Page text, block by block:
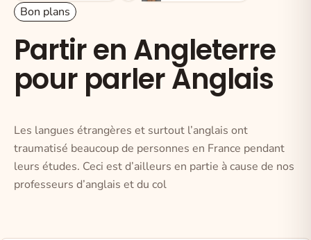
Bon plans
Partir en Angleterre
pour parler Anglais
Les langues étrangères et surtout l’anglais ont
traumatisé beaucoup de personnes en France pendant
leurs études. Ceci est d’ailleurs en partie à cause de nos
professeurs d’anglais et du col